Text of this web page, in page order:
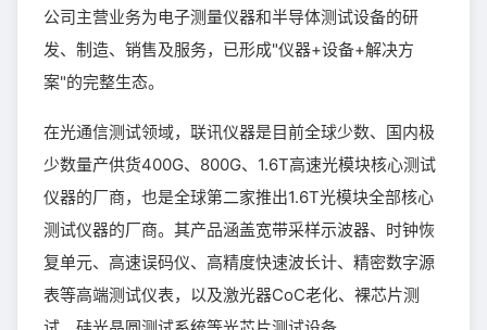
公司主营业务为电子测量仪器和半导体测试设备的研
发、制造、销售及服务，已形成"仪器+设备+解决方
案"的完整生态。
在光通信测试领域，联讯仪器是目前全球少数、国内极
少数量产供货400G、800G、1.6T高速光模块核心测试
仪器的厂商，也是全球第二家推出1.6T光模块全部核心
测试仪器的厂商。其产品涵盖宽带采样示波器、时钟恢
复单元、高速误码仪、高精度快速波长计、精密数字源
表等高端测试仪表，以及激光器CoC老化、裸芯片测